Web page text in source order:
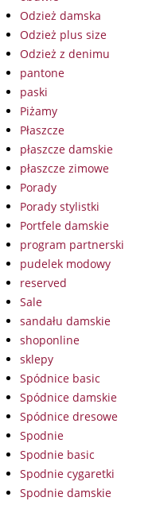
Odzież damska
Odzież plus size
Odzież z denimu
pantone
paski
Piżamy
Płaszcze
płaszcze damskie
płaszcze zimowe
Porady
Porady stylistki
Portfele damskie
program partnerski
pudelek modowy
reserved
Sale
sandału damskie
shoponline
sklepy
Spódnice basic
Spódnice damskie
Spódnice dresowe
Spodnie
Spodnie basic
Spodnie cygaretki
Spodnie damskie